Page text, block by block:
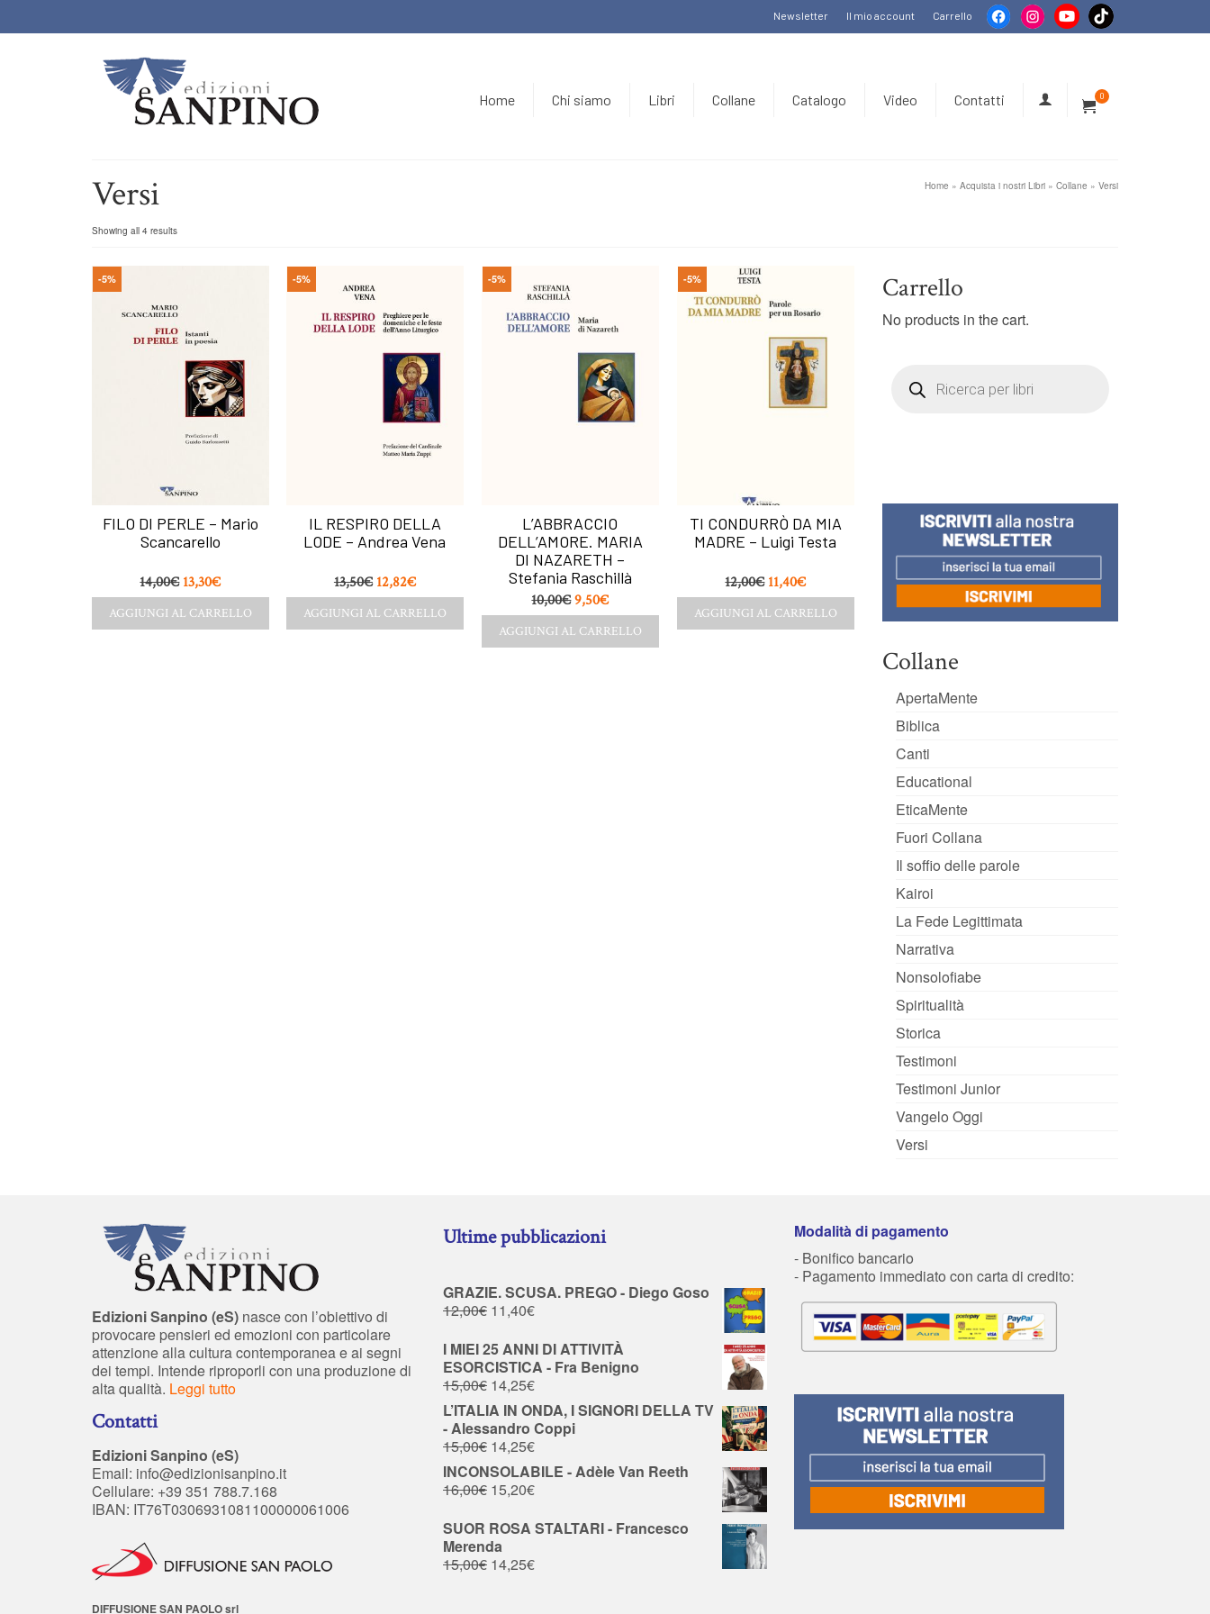
Newsletter Il mio account Carrello
Home Chi siamo Libri Collane Catalogo Video Contatti 0
Versi
Showing all 4 results
Home » Acquista i nostri Libri » Collane » Versi
-5%
FILO DI PERLE – Mario
Scancarello
14,00€ 13,30€
AGGIUNGI AL CARRELLO
-5%
IL RESPIRO DELLA
LODE – Andrea Vena
13,50€ 12,82€
AGGIUNGI AL CARRELLO
-5%
L’ABBRACCIO
DELL’AMORE. MARIA
DI NAZARETH –
Stefania Raschillà
10,00€9,50€
AGGIUNGI AL CARRELLO
-5%
TI CONDURRÒ DA MIA
MADRE – Luigi Testa
12,00€ 11,40€
AGGIUNGI AL CARRELLO
Carrello
No products in the cart.
search
Collane
ApertaMente
Biblica
Canti
Educational
EticaMente
Fuori Collana
Il soffio delle parole
Kairoi
La Fede Legittimata
Narrativa
Nonsolofiabe
Spiritualità
Storica
Testimoni
Testimoni Junior
Vangelo Oggi
Versi
Edizioni Sanpino (eS) nasce con l’obiettivo di
provocare pensieri ed emozioni con particolare
attenzione alla cultura contemporanea e ai segni
dei tempi. Intende riproporli con una produzione di
alta qualità. Leggi tutto
Contatti
Edizioni Sanpino (eS)
Email: info@edizionisanpino.it
Cellulare: +39 351 788.7.168
IBAN: IT76T0306931081100000061006
DIFFUSIONE SAN PAOLO srl
Ultime pubblicazioni
GRAZIE. SCUSA. PREGO - Diego Goso
12,00€ 11,40€
I MIEI 25 ANNI DI ATTIVITÀ
ESORCISTICA - Fra Benigno
15,00€ 14,25€
L’ITALIA IN ONDA, I SIGNORI DELLA TV
- Alessandro Coppi
15,00€ 14,25€
INCONSOLABILE - Adèle Van Reeth
16,00€ 15,20€
SUOR ROSA STALTARI - Francesco
Merenda
15,00€ 14,25€
Modalità di pagamento
- Bonifico bancario
- Pagamento immediato con carta di credito: